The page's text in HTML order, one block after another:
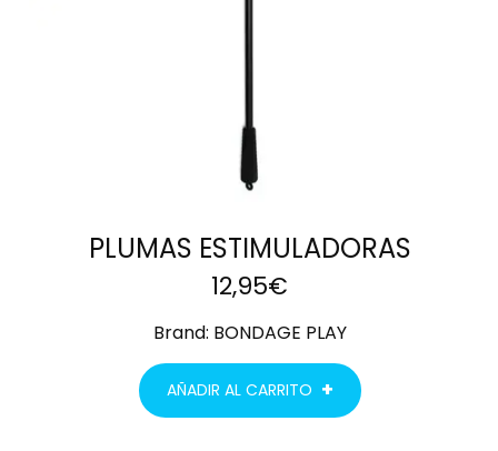
PLUMAS ESTIMULADORAS
12,95€
Brand: BONDAGE PLAY
AÑADIR AL CARRITO